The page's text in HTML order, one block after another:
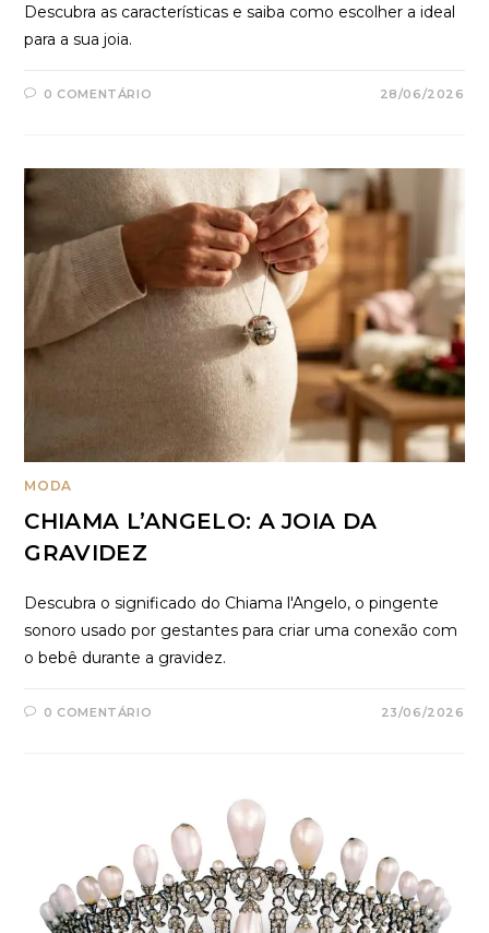
Descubra as características e saiba como escolher a ideal
para a sua joia.
0 COMENTÁRIO 28/06/2026
MODA
CHIAMA L’ANGELO: A JOIA DA
GRAVIDEZ
Descubra o significado do Chiama l'Angelo, o pingente
sonoro usado por gestantes para criar uma conexão com
o bebê durante a gravidez.
0 COMENTÁRIO 23/06/2026